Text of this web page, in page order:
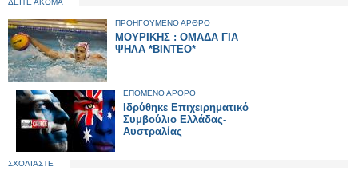
ΔΕΙΤΕ ΑΚΟΜΑ
ΠΡΟΗΓΟΥΜΕΝΟ ΑΡΘΡΟ
ΜΟΥΡΙΚΗΣ : ΟΜΑΔΑ ΓΙΑ
ΨΗΛΑ *ΒΙΝΤΕΟ*
ΕΠΟΜΕΝΟ ΑΡΘΡΟ
Ιδρύθηκε Επιχειρηματικό
Συμβούλιο Ελλάδας-
Αυστραλίας
ΣΧΟΛΙΑΣΤΕ